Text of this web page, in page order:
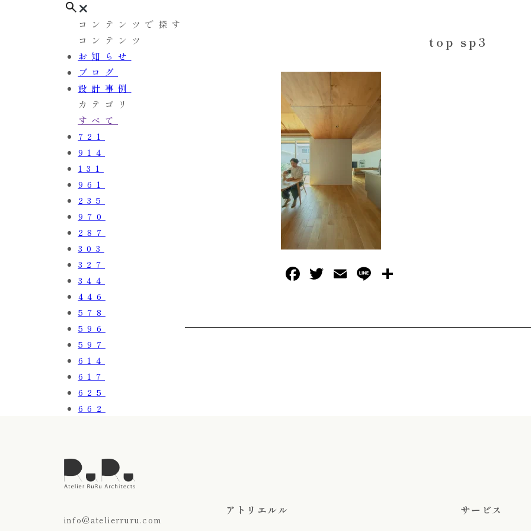
コンテンツで探す
コンテンツ
お知らせ
ブログ
設計事例
カテゴリ
すべて
721
914
131
961
235
970
287
303
327
344
446
578
596
597
614
617
625
662
top sp3
Facebook
Twitter
EmailLine
info@atelierruru.com
アトリエルル サービス